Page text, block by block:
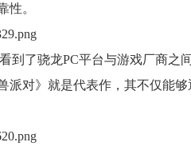
性。
到了骁龙PC平台与游戏厂商之
派对》就是代表作，其不仅能